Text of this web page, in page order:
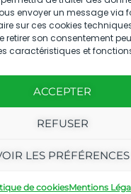
envoyer un message via
sur ces cookies
retirer son consentement
caractéristiques et
ACCEPTER
REFUSER
LES PRÉFÉRENCES
de cookiesMentions
Tomate
suivre